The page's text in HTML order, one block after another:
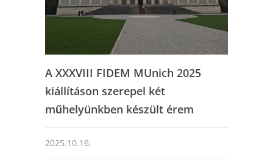
A XXXVIII FIDEM MUnich 2025
kiállításon szerepel két
műhelyünkben készült érem
2025.10.16.